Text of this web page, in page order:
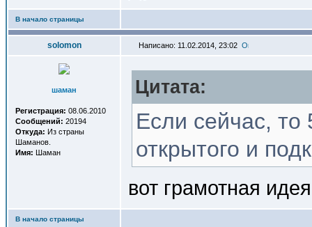
В начало страницы
solomon Написано: 11.02.2014, 23:02
шаман
Регистрация: 08.06.2010
Сообщений: 20194
Откуда: Из страны
Шаманов.
Имя: Шаман
Цитата:
Если сейчас, то
открытого и
вот грамотная
В начало страницы